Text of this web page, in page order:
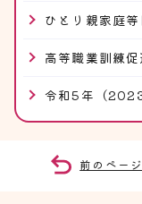
ひとり親家庭
高等職業訓練
令和5年（
前のペー